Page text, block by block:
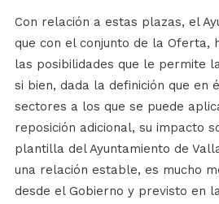
Con relación a estas plazas, el
que con el conjunto de la Oferta,
las posibilidades que le permite
si bien, dada la definición que en
sectores a los que se puede
reposición adicional, su impacto
plantilla del Ayuntamiento de
una relación estable, es mucho
desde el Gobierno y previsto en